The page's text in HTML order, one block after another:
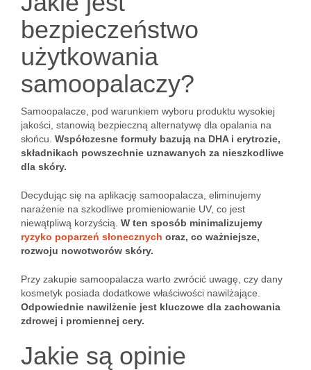
bezpieczeństwo
użytkowania
samoopalaczy?
Samoopalacze, pod warunkiem wyboru produktu wysokiej
jakości, stanowią bezpieczną alternatywę dla opalania na
słońcu. Współczesne formuły bazują na DHA i erytrozie,
składnikach powszechnie uznawanych za nieszkodliwe
dla skóry.
Decydując się na aplikację samoopalacza, eliminujemy
narażenie na szkodliwe promieniowanie UV, co jest
niewątpliwą korzyścią. W ten sposób minimalizujemy
ryzyko poparzeń słonecznych oraz, co ważniejsze,
rozwoju nowotworów skóry.
Przy zakupie samoopalacza warto zwrócić uwagę, czy dany
kosmetyk posiada dodatkowe właściwości nawilżające.
Odpowiednie nawilżenie jest kluczowe dla zachowania
zdrowej i promiennej cery.
Jakie są opinie